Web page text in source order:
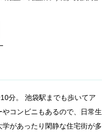
分。 池袋駅までも歩いてア
コンビニもあるので、日常生
があったり閑静な住宅街が多